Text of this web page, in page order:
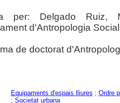
per: Delgado Ruiz,
d'Antropologia
de doctorat
Equipaments d'espais lliures ; Ordre
; Societat urbana